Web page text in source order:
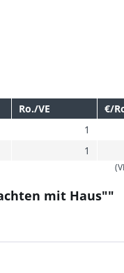
Ro./VE €/
1
1
mit Haus""